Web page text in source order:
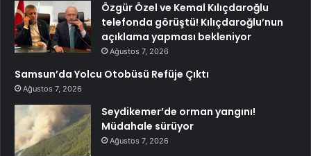
Özgür Özel ve Kemal Kılıçdaroğlu
telefonda görüştü! Kılıçdaroğlu’nun
açıklama yapması bekleniyor
Ağustos 7, 2026
Samsun’da Yolcu Otobüsü Refüje Çıktı
Ağustos 7, 2026
Seydikemer’de orman yangını!
Müdahale sürüyor
Ağustos 7, 2026